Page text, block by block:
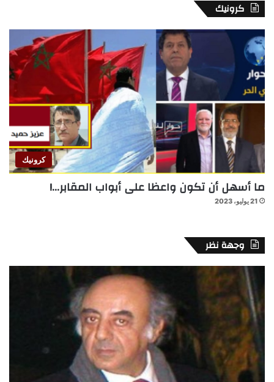
كرونيك
كرونيك
ما أسهل أن تكون واعظا على أبواب المقابر…!
21 يوليو، 2023
وجهة نظر